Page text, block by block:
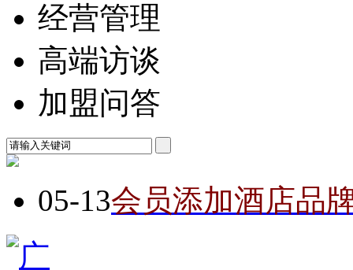
经营管理
高端访谈
加盟问答
05-13会员添加酒店品